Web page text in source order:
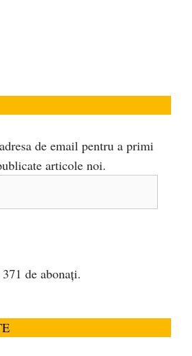
de email pentru a primi
articole noi.
de abonați.